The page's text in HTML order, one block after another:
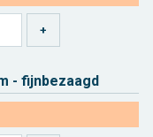
- fijn­be­zaagd